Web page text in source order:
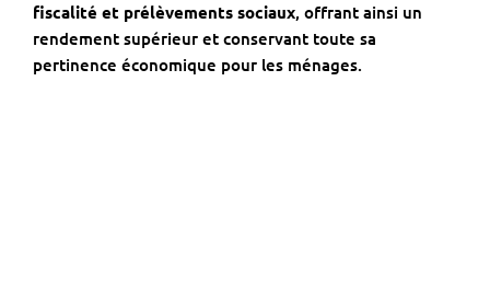
fiscalité et prélèvements sociaux, offrant ainsi un
rendement supérieur et conservant toute sa
pertinence économique pour les ménages.